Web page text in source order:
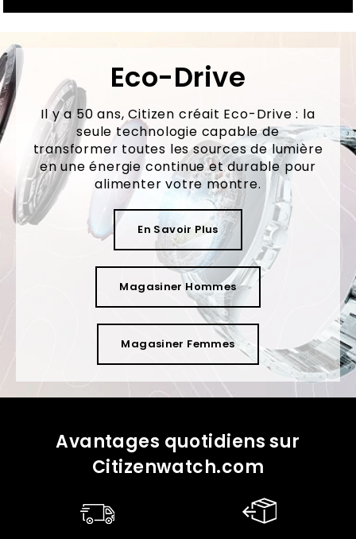
Eco-Drive
Il y a 50 ans, Citizen créait Eco-Drive : la
seule technologie capable de
transformer toutes les sources de lumière
en une énergie continue et durable pour
alimenter votre montre.
En Savoir Plus
Magasiner Hommes
Magasiner Femmes
Avantages quotidiens sur
Citizenwatch.com